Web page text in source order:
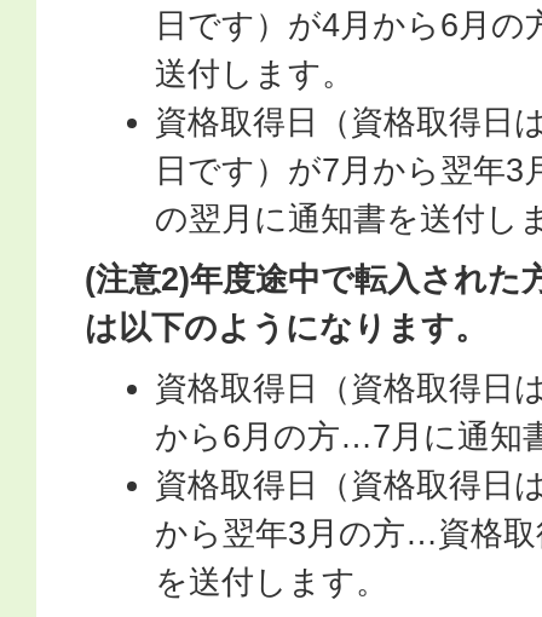
日です）が4月から6月
送付します。
資格取得日（資格取得日
日です）が7月から翌年
の翌月に通知書を送付し
(注意2)年度途中で転入された
は以下のようになります。
資格取得日（資格取得日
から6月の方…7月に通知
資格取得日（資格取得日
から翌年3月の方…資格
を送付します。